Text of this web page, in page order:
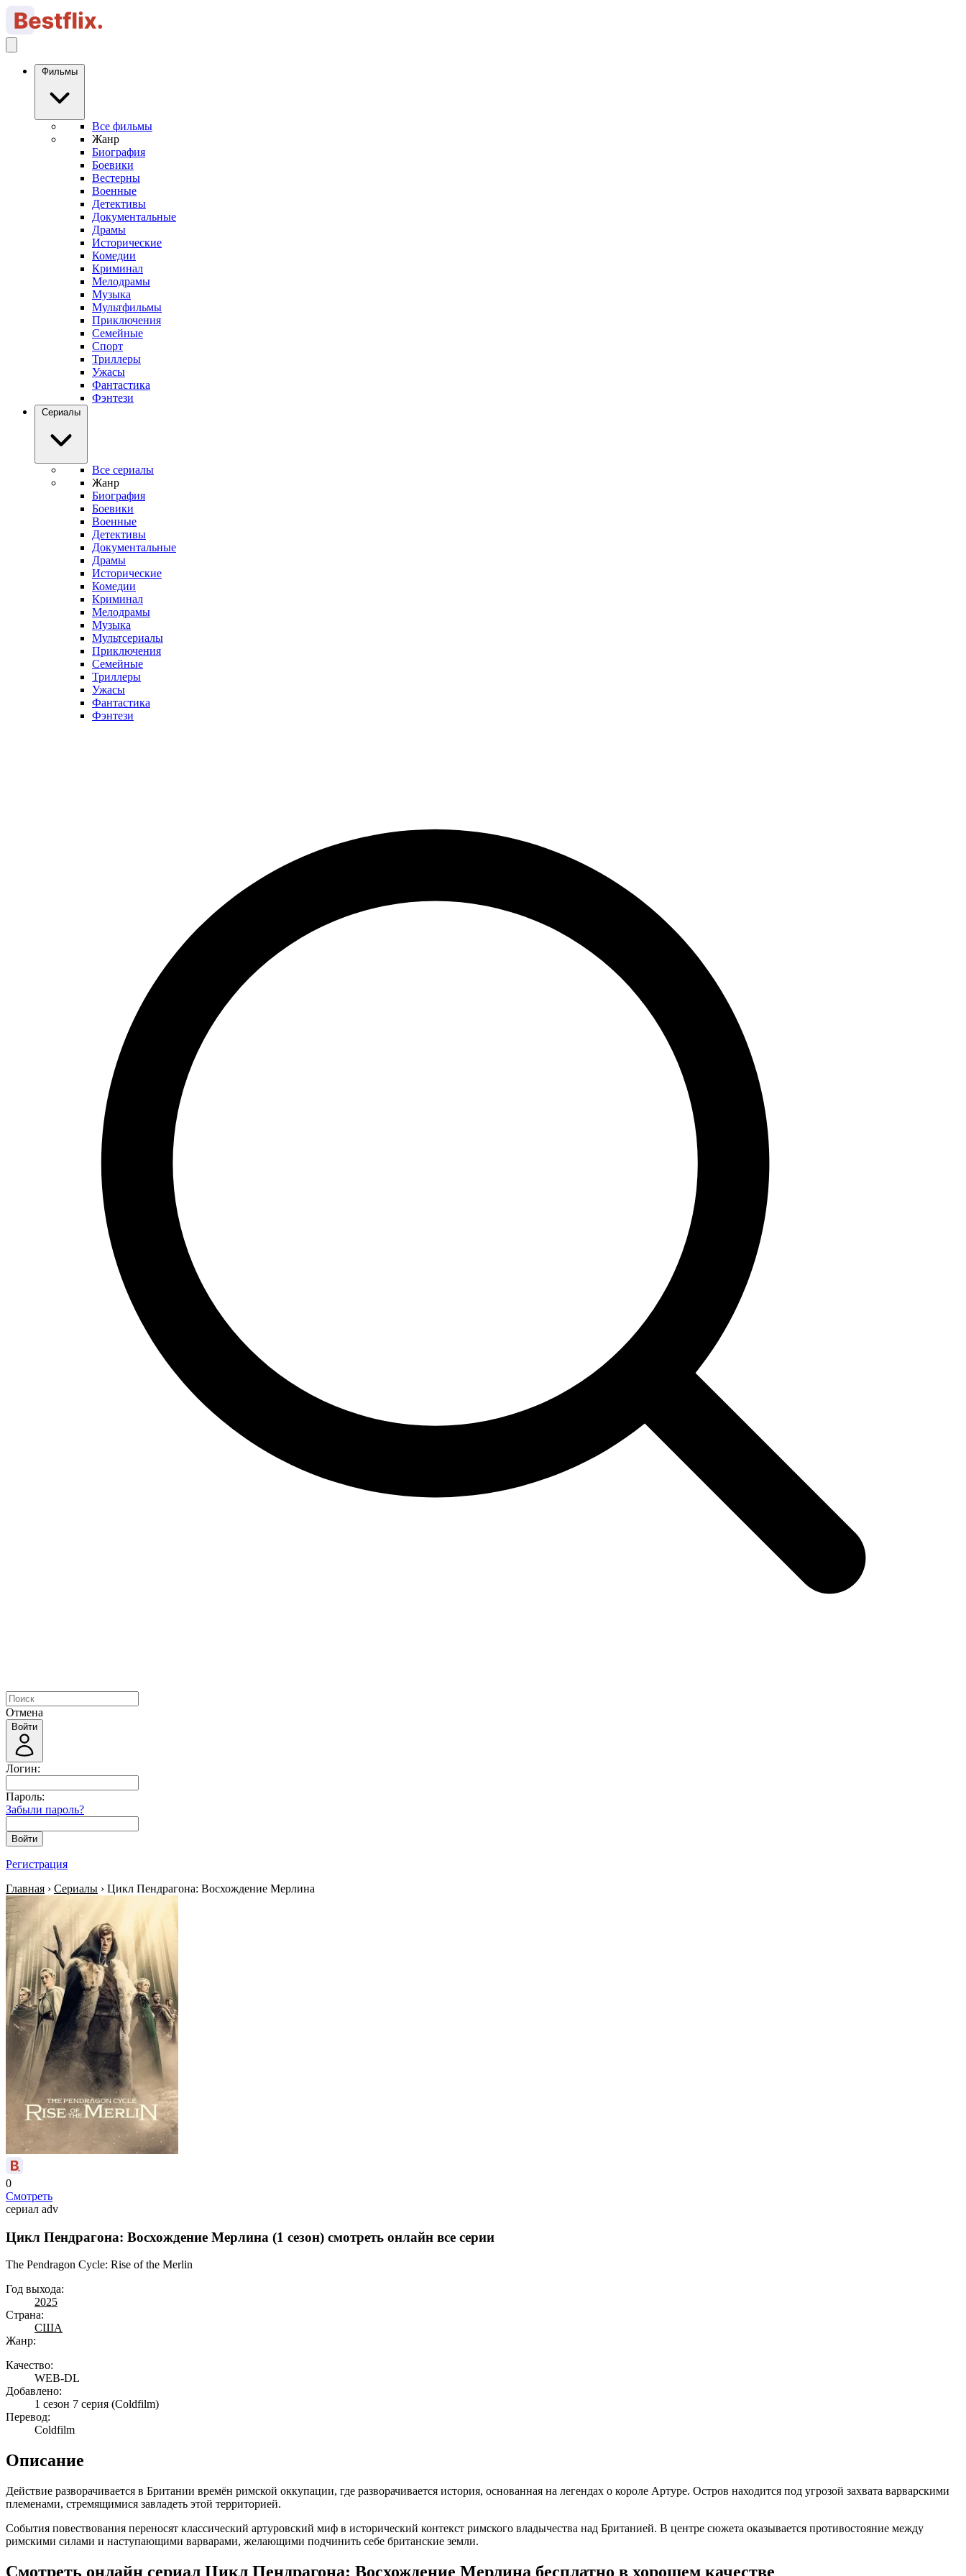
Фильмы
Все фильмы
Жанр
Биография
Боевики
Вестерны
Военные
Детективы
Документальные
Драмы
Исторические
Комедии
Криминал
Мелодрамы
Музыка
Мультфильмы
Приключения
Семейные
Спорт
Триллеры
Ужасы
Фантастика
Фэнтези
Сериалы
Все сериалы
Жанр
Биография
Боевики
Военные
Детективы
Документальные
Драмы
Исторические
Комедии
Криминал
Мелодрамы
Музыка
Мультсериалы
Приключения
Семейные
Триллеры
Ужасы
Фантастика
Фэнтези
Отмена
Войти
Логин:
Пароль:
Забыли пароль?
Войти
Регистрация
Главная › Сериалы › Цикл Пендрагона: Восхождение Мерлина
0
Смотреть
сериал adv
Цикл Пендрагона: Восхождение Мерлина (1 сезон) смотреть онлайн все серии
The Pendragon Cycle: Rise of the Merlin
Год выхода:
2025
Страна:
США
Жанр:
Качество:
WEB-DL
Добавлено:
1 сезон 7 серия (Coldfilm)
Перевод:
Coldfilm
Описание
Действие разворачивается в Британии времён римской оккупации, где разворачивается история, основанная на легендах о короле Артуре. Остров находится под угрозой захвата варварскими
племенами, стремящимися завладеть этой территорией.
События повествования переносят классический артуровский миф в исторический контекст римского владычества над Британией. В центре сюжета оказывается противостояние между
римскими силами и наступающими варварами, желающими подчинить себе британские земли.
Смотреть онлайн сериал Цикл Пендрагона: Восхождение Мерлина бесплатно в хорошем качестве